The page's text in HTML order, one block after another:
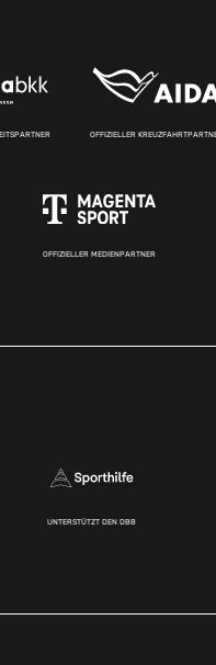
OFFIZIELLER
OFFIZIELLER MEDIENPARTNER
UNTERSTÜTZT DEN DBB